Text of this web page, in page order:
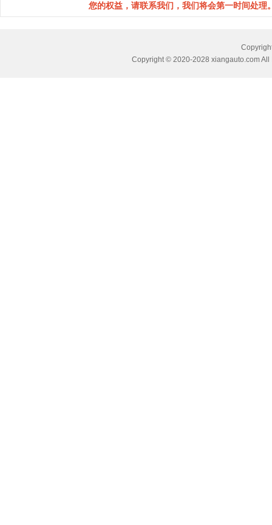
您的权益，请联系我们，我们将会第一时间处
Copyright © 2020-2028 xiangauto.com